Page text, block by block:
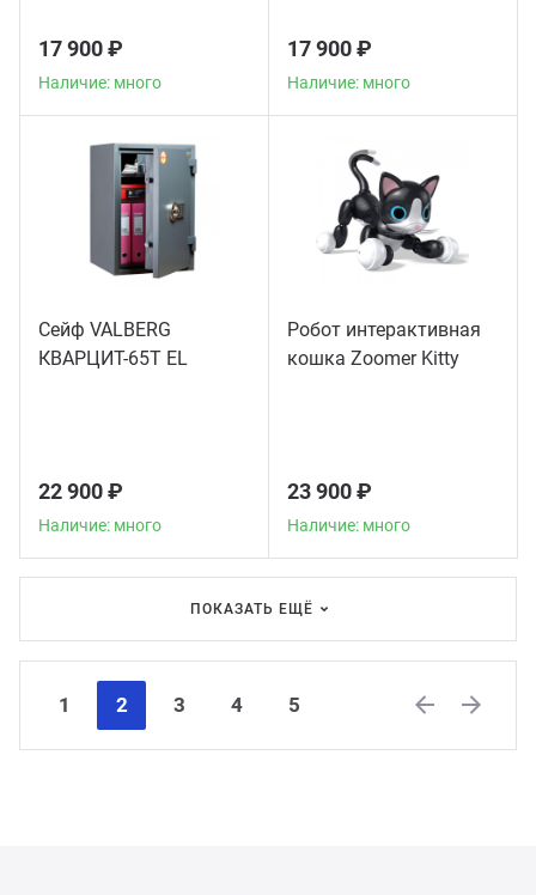
17 900 ₽
Наличие: много
17 900 ₽
Наличие: много
Сейф VALBERG
КВАРЦИТ-65Т EL
22 900 ₽
Наличие: много
Робот интерактивная
кошка Zoomer Kitty
23 900 ₽
Наличие: много
ПОКАЗАТЬ ЕЩЁ
1 2 3 4
5